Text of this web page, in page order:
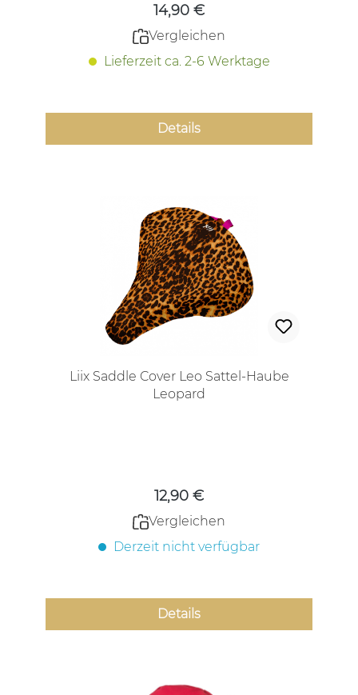
14,90 €
Vergleichen
Lieferzeit ca. 2-6 Werktage
Details
Liix Saddle Cover Leo Sattel-Haube
Leopard
12,90 €
Vergleichen
Derzeit nicht verfügbar
Details